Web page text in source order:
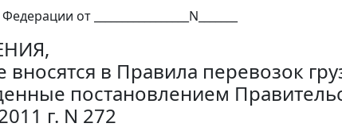
от _________________N_______
вносятся в Правила перевозок
постановлением
г. N 272